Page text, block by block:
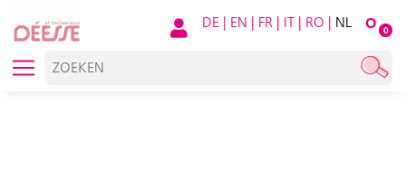
O 0
DE | EN | FR | IT | RO | NL